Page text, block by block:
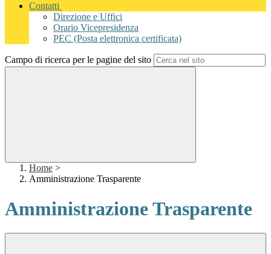
Contatti
Direzione e Uffici
Orario Vicepresidenza
PEC (Posta elettronica certificata)
Campo di ricerca per le pagine del sito
Home >
Amministrazione Trasparente
Amministrazione Trasparente